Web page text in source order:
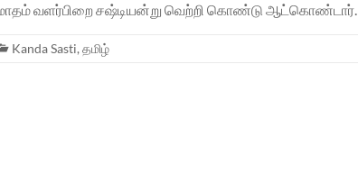
மாதம் வளர்பிறை சஷ்டியன்று வெற்றி கொண்டு ஆட்கொண்டார்.
Kanda Sasti, தமிழ்